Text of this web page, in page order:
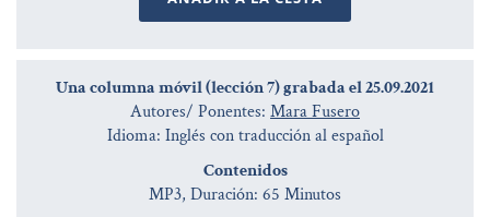
Una columna móvil (lección 7) grabada el 25.09.2021
Autores/ Ponentes: Mara Fusero
Idioma: Inglés con traducción al español
Contenidos
MP3, Duración: 65 Minutos